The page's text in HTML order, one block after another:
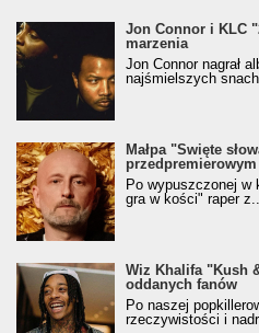
Jon Connor i KLC
marzenia
Jon Connor nagrał
najśmielszych
Małpa "Święte
przedpremierowym
Po wypuszczonej w
gra w kości" raper
Wiz Khalifa "Kush
oddanych fanów
Po naszej
rzeczywistości i